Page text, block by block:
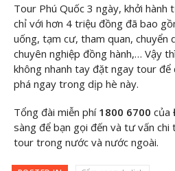
Tour Phú Quốc 3 ngày, khởi hành
chỉ với hơn 4 triệu đồng đã bao
uống, tạm cư, tham quan, chuyển
chuyên nghiệp đồng hành,… Vậy
không nhanh tay đặt ngay tour
phá ngay trong dịp hè này.
Tổng đài miễn phí 1800 6700 của
sàng để bạn gọi đến và tư vấn chi
tour trong nước và nước ngoài.